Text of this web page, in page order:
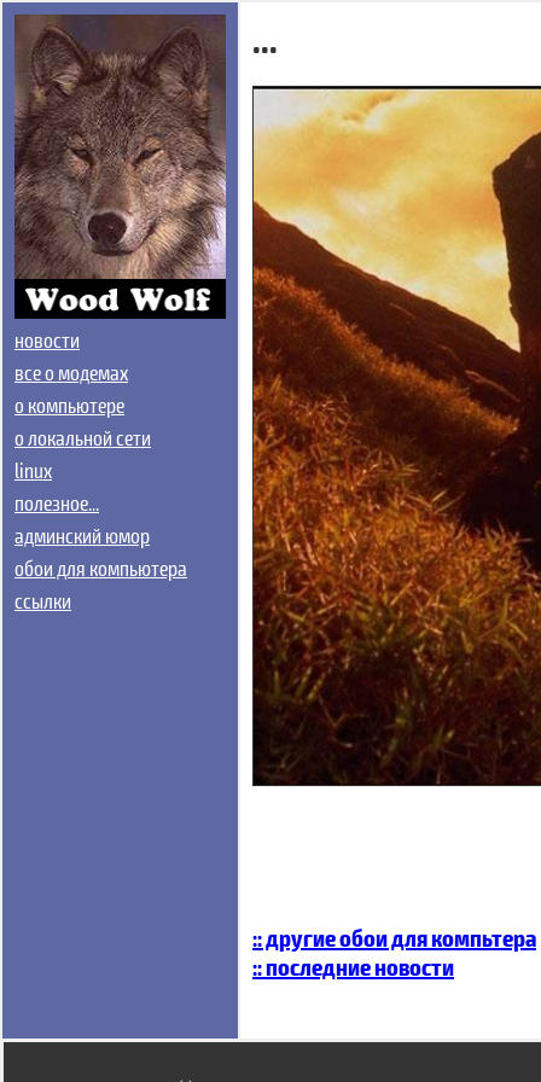
новости
все о модемах
о компьютере
о локальной сети
linux
полезное...
админский юмор
обои для компьютера
ссылки
...
:: другие обои для компьтера
:: последние новости